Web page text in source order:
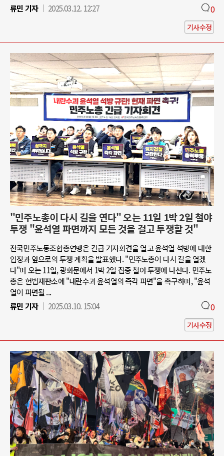
류민 기자
2025.03.12. 12:27 0
기사수정
"민주노총이 다시 길을 연다" 오는 11일 1박 2일 철야
투쟁 "윤석열 파면까지 모든 것을 걸고 투쟁할 것"
전국민주노동조합총연맹은 긴급 기자회견을 열고 윤석열 석방에 대한
입장과 앞으로의 투쟁 계획을 발표했다. "민주노총이 다시 길을 열겠
다"며 오는 11일, 광화문에서 1박 2일 집중 철야 투쟁에 나선다. 민주노
총은 헌법재판소에 "내란수괴 윤석열의 즉각 파면"을 촉구하며, "윤석
열이 파면될 ...
류민 기자
2025.03.10. 15:04 0
기사수정